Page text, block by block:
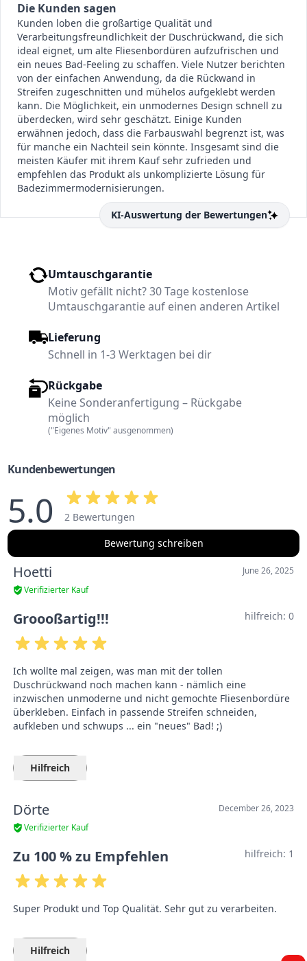
Die Kunden sagen
Kunden loben die großartige Qualität und
Verarbeitungsfreundlichkeit der Duschrückwand, die sich
ideal eignet, um alte Fliesenbordüren aufzufrischen und
ein neues Bad-Feeling zu schaffen. Viele Nutzer berichten
von der einfachen Anwendung, da die Rückwand in
Streifen zugeschnitten und mühelos aufgeklebt werden
kann. Die Möglichkeit, ein unmodernes Design schnell zu
überdecken, wird sehr geschätzt. Einige Kunden
erwähnen jedoch, dass die Farbauswahl begrenzt ist, was
für manche ein Nachteil sein könnte. Insgesamt sind die
meisten Käufer mit ihrem Kauf sehr zufrieden und
empfehlen das Produkt als unkomplizierte Lösung für
Badezimmermodernisierungen.
KI-Auswertung der Bewertungen
Umtauschgarantie
Motiv gefällt nicht? 30 Tage kostenlose
Umtauschgarantie auf einen anderen Artikel
Lieferung
Schnell in 1-3 Werktagen bei dir
Rückgabe
Keine Sonderanfertigung – Rückgabe
möglich
("Eigenes Motiv" ausgenommen)
Kundenbewertungen
5.0
2 Bewertungen
Bewertung schreiben
Hoetti
Verifizierter Kauf
June 26, 2025
Groooßartig!!! hilfreich: 0
Ich wollte mal zeigen, was man mit der tollen
Duschrückwand noch machen kann - nämlich eine
inzwischen unmoderne und nicht gemochte Fliesenbordüre
überkleben. Einfach in passende Streifen schneiden,
aufkleben und schwups ... ein "neues" Bad! ;)
Hilfreich
Dörte
Verifizierter Kauf
December 26, 2023
Zu 100 % zu Empfehlen hilfreich: 1
Super Produkt und Top Qualität. Sehr gut zu verarbeiten.
Hilfreich